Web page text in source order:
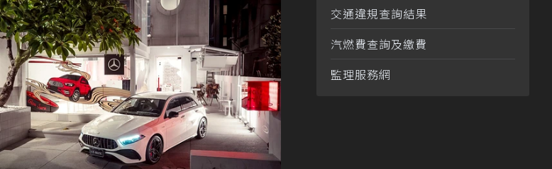
交通違規查詢結果
汽燃費查詢及繳費
監理服務網